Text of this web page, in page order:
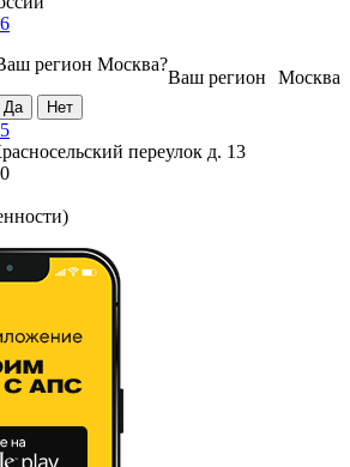
Москва
Ваш регион
регион Москва?
переулок д. 13